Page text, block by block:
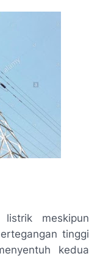
meskipun
tinggi
kedua